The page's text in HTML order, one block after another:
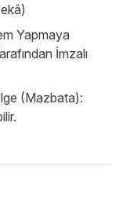
Yapmaya
İmzalı
(Mazbata):